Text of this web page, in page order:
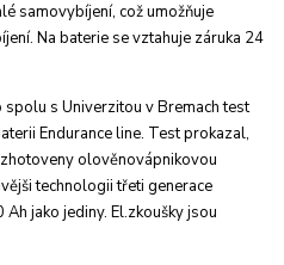
samovybíjení, což umožňuje
Na baterie se vztahuje záruka 24
spolu s Univerzitouv Bremach test
Endurance line. Test prokazal,
olověnovápnikovou
technologii třeti generace
jako jediny. El.zkoušky jsou